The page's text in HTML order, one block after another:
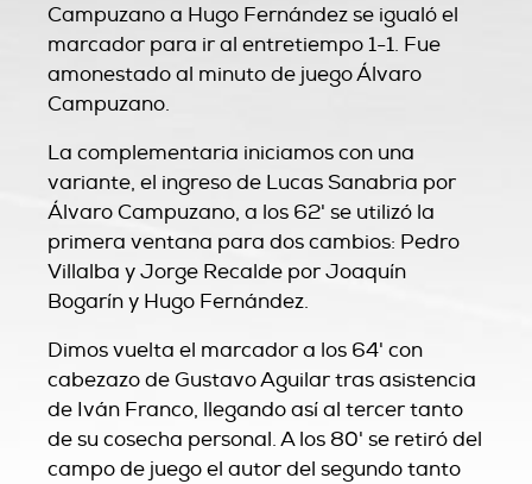
Campuzano a Hugo Fernández se igualó el
marcador para ir al entretiempo 1-1. Fue
amonestado al minuto de juego Álvaro
Campuzano.
La complementaria iniciamos con una
variante, el ingreso de Lucas Sanabria por
Álvaro Campuzano, a los 62' se utilizó la
primera ventana para dos cambios: Pedro
Villalba y Jorge Recalde por Joaquín
Bogarín y Hugo Fernández.
Dimos vuelta el marcador a los 64' con
cabezazo de Gustavo Aguilar tras asistencia
de Iván Franco, llegando así al tercer tanto
de su cosecha personal. A los 80' se retiró del
campo de juego el autor del segundo tanto